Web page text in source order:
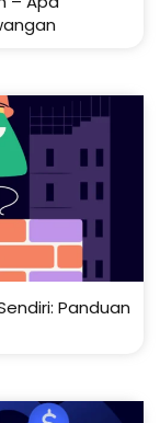
Panduan